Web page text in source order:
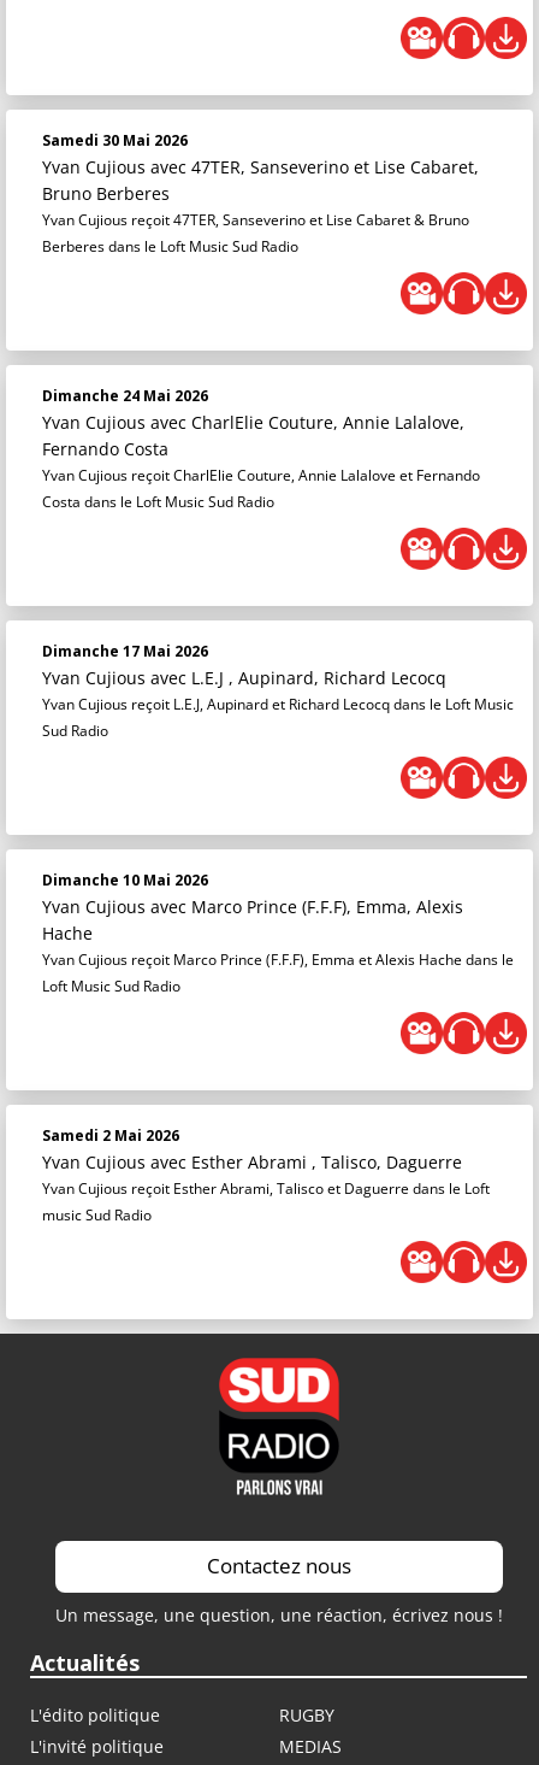
Samedi 30 Mai 2026
Yvan Cujious avec 47TER, Sanseverino et Lise Cabaret,
Bruno Berberes
Yvan Cujious reçoit 47TER, Sanseverino et Lise Cabaret & Bruno
Berberes dans le Loft Music Sud Radio
Dimanche 24 Mai 2026
Yvan Cujious avec CharlElie Couture, Annie Lalalove,
Fernando Costa
Yvan Cujious reçoit CharlElie Couture, Annie Lalalove et Fernando
Costa dans le Loft Music Sud Radio
Dimanche 17 Mai 2026
Yvan Cujious avec L.E.J , Aupinard, Richard Lecocq
Yvan Cujious reçoit L.E.J, Aupinard et Richard Lecocq dans le Loft Music
Sud Radio
Dimanche 10 Mai 2026
Yvan Cujious avec Marco Prince (F.F.F), Emma, Alexis
Hache
Yvan Cujious reçoit Marco Prince (F.F.F), Emma et Alexis Hache dans le
Loft Music Sud Radio
Samedi 2 Mai 2026
Yvan Cujious avec Esther Abrami , Talisco, Daguerre
Yvan Cujious reçoit Esther Abrami, Talisco et Daguerre dans le Loft
music Sud Radio
Contactez nous
Un message, une question, une réaction, écrivez nous !
Actualités
L'édito politique
RUGBY
L'invité politique
MEDIAS